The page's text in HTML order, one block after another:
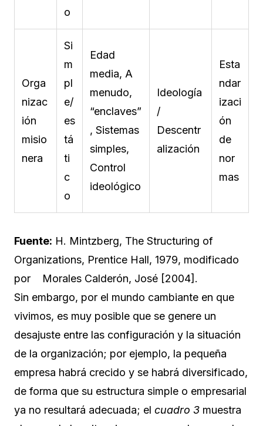
o
Orga
nizac
ión
misio
nera
Si
m
pl
e/
es
tá
ti
c
o
Edad
media, A
menudo,
“enclaves”
, Sistemas
simples,
Control
ideológico
Ideología
/
Descentr
alización
Esta
ndar
izaci
ón
de
nor
mas
Fuente: H. Mintzberg, The Structuring of
Organizations, Prentice Hall, 1979, modificado
por Morales Calderón, José [2004].
Sin embargo, por el mundo cambiante en que
vivimos, es muy posible que se genere un
desajuste entre las configuración y la situación
de la organización; por ejemplo, la pequeña
empresa habrá crecido y se habrá diversificado,
de forma que su estructura simple o empresarial
ya no resultará adecuada; el cuadro 3 muestra